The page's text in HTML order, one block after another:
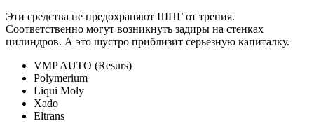
Эти средства не предохраняют ШПГ от трения.
Соответственно могут возникнуть задиры на стенках
цилиндров. А это шустро приблизит серьезную капиталку.
VMP AUTO (Resurs)
Polymerium
Liqui Moly
Xado
Eltrans